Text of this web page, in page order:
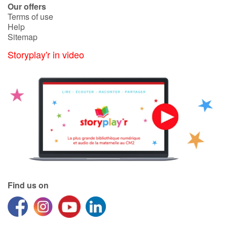
Our offers
Terms of use
Help
Sitemap
Storyplay'r in video
Find us on